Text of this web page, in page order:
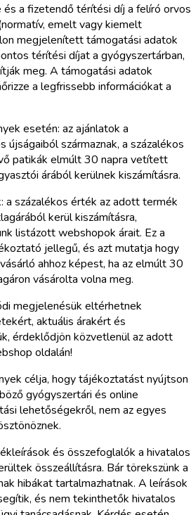
a fizetendő térítési díj a felíró orvos
emelt vagy kiemelt
megjelenített támogatási adatok
térítési díjat a gyógyszertárban,
meg. A támogatási adatok
a legfrissebb információkat a
esetén: az ajánlatok a
újságaiból származnak, a százalékos
patikák elmúlt 30 napra vetített
árából kerülnek kiszámításra.
a százalékos érték az adott termék
kerül kiszámításra,
listázott webshopok árait. Ez a
jellegű, és azt mutatja hogy
ahhoz képest, ha az elmúlt 30
vásárolta volna meg.
megjelenésük eltérhetnek
aktuális árakért és
érdeklődjön közvetlenül az adott
oldalán!
célja, hogy tájékoztatást nyújtson
gyógyszertári és online
lehetőségekről, nem az egyes
és összefoglalók a hivatalos
összeállításra. Bár törekszünk a
hibákat tartalmazhatnak. A leírások
és nem tekinthetők hivatalos